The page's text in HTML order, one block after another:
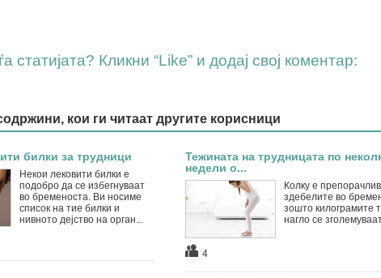
статијата? Кликни “Like” и додај свој коментар:
кои ги читаат другите корисници
билки за трудници
Некои лековити билки е
подобро да се избегнуваат
во бременоста. Ви носиме
список на тие билки и
нивното дејство на орган...
Тежината на трудницата по
недели о...
Колку е
здебелите во
зошто килограмите
нагло се
4